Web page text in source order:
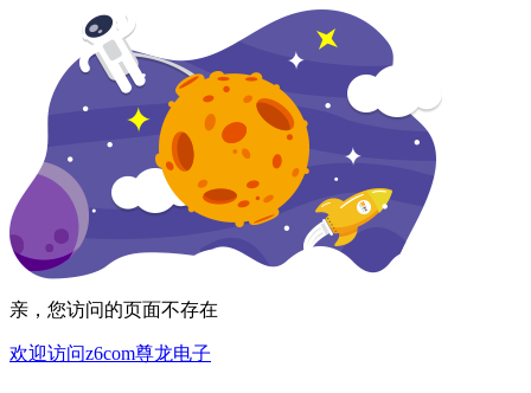
亲，您访问的页面不存在
欢迎访问z6com尊龙电子